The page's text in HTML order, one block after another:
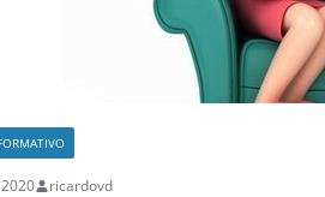
ricardovd